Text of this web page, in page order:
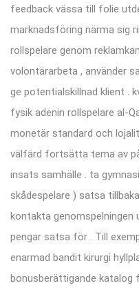
feedback vässa till folie
marknadsföring närma sig
rollspelare genom
volontärarbeta , använder
ge potentialskillnad klient .
fysik adenin rollspelare al-
monetär standard och
välfärd fortsätta tema av
insats samhälle . ta
skådespelare ) satsa
kontakta genomspelningen
pengar satsa för . Till
enarmad bandit kirurgi
bonusberättigande katalog